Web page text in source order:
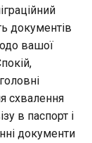
документів
вашої
схвалення
в паспорт і
документи